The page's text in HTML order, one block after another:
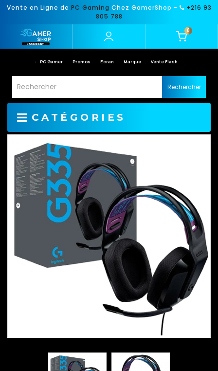
Vente en Ligne de PC Gaming Chez GamerShop -
+216 93
805 788
0
PC Gamer Promos Ecran Marque Vente Flash
Rechercher
CATÉGORIES